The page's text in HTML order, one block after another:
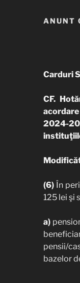
ANUNT
Carduri
CF.
2024-
(6) În
125 lei şi
a)
pensii/
bazelor